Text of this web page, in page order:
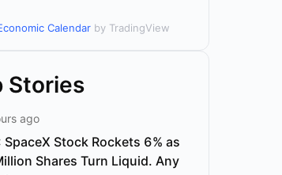
Calendar by TradingView